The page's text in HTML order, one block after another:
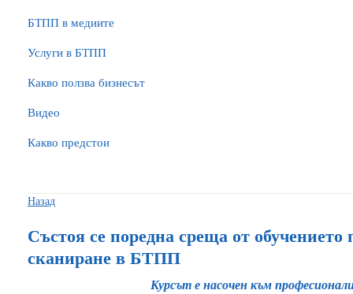
БTПП в медиите
Услуги в БТПП
Какво ползва бизнесът
Видео
Какво предстои
Назад
Състоя се поредна среща от
сканиране в БТПП
Курсът е насочен към